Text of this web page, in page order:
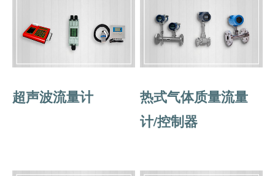
超声波流量计
热式气体质量流量
计/控制器